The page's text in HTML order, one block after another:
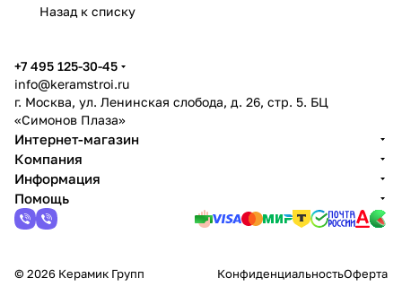
Назад к списку
+7 495 125-30-45
info@keramstroi.ru
г. Москва, ул. Ленинская слобода, д. 26, стр. 5. БЦ
«Симонов Плаза»
Интернет-магазин
Компания
Информация
Помощь
© 2026 Керамик Групп КонфиденциальностьОферта